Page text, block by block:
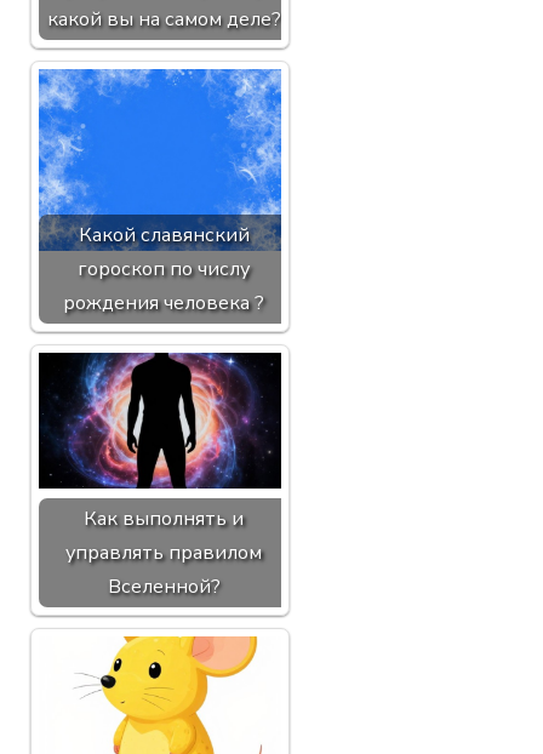
какой вы на самом деле?
Какой славянский
гороскоп по числу
рождения человека ?
Как выполнять и
управлять правилом
Вселенной?